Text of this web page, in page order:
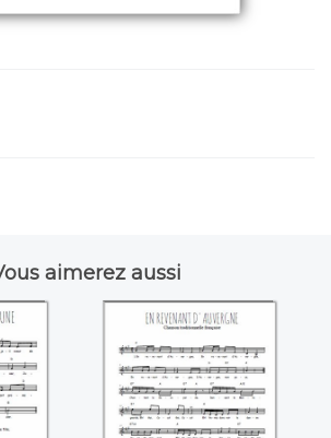
aimerez aussi
En revenant
d'Auvergne